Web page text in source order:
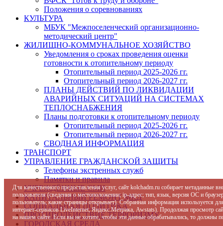
Положения о соревнованиях
КУЛЬТУРА
МБУК "Межпоселенческий организационно-
методический центр"
ЖИЛИЩНО-КОММУНАЛЬНОЕ ХОЗЯЙСТВО
Уведомления о сроках проведения оценки
готовности к отопительному периоду
Отопительный период 2025-2026 гг.
Отопительный период 2026-2027 гг.
ПЛАНЫ ДЕЙСТВИЙ ПО ЛИКВИДАЦИИ
АВАРИЙНЫХ СИТУАЦИЙ НА СИСТЕМАХ
ТЕПЛОСНАБЖЕНИЯ
Планы подготовки к отопительному периоду
Отопительный период 2025-2026 гг.
Отопительный период 2026-2027 гг.
СВОДНАЯ ИНФОРМАЦИЯ
ТРАНСПОРТ
УПРАВЛЕНИЕ ГРАЖДАНСКОЙ ЗАЩИТЫ
Телефоны экстренных служб
Памятки и правила
УЧРЕЖДЁННЫЕ СМИ
КАПИТАЛЬНЫЙ РЕМОНТ МКД
СОЦИАЛЬНАЯ ПОЛИТИКА
ПРОТИВОДЕЙСТВИЕ ТЕРРОРИЗМУ
ГОРОДСКАЯ СРЕДА
Для качественного предоставления услуг, сайт kolchadm.ru собирает
пользователя (сведения о местоположении; ip-адрес; тип, язык, версия ОС и
пользователь; какие страницы открывает). Собранная информация используется
интернет-сервисов LiveInternet, Яндекс.Метрика, Awstats). Продолжая просмотр
на нашем сайте. Если вы не хотите, чтобы эти данные обрабатывались, то должны